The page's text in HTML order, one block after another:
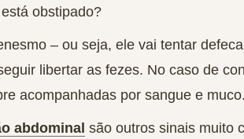
obstipado?
– ou seja, ele vai tentar
libertar as fezes. No caso de
acompanhadas por sangue e muco.
abdominal são outros sinais muito